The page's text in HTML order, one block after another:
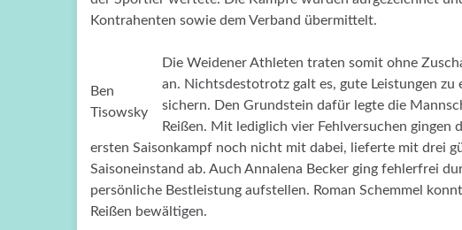
Kontrahenten sowie dem Verband übermittelt.
Ben
Tisowsky
Die Weidener Athleten traten somit ohne
an. Nichtsdestotrotz galt es, gute Leistungen zu
sichern. Den Grundstein dafür legte die
Reißen. Mit lediglich vier Fehlversuchen gingen
ersten Saisonkampf noch nicht mit dabei, lieferte mit drei
Saisoneinstand ab. Auch Annalena Becker ging fehlerfrei
persönliche Bestleistung aufstellen. Roman Schemmel
Reißen bewältigen.